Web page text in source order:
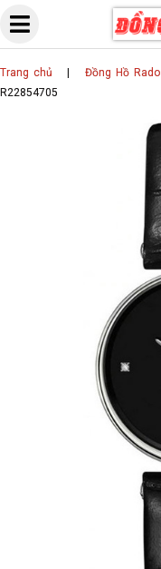
Skip
content
Trang chủ Đồng Hồ Rado
R22854705